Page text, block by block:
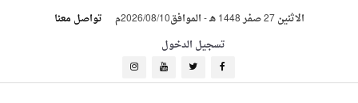
الاثنين 27 صفر 1448 هـ -الموافق2026/08/10م
تواصل معنا
تسجيل الدخول